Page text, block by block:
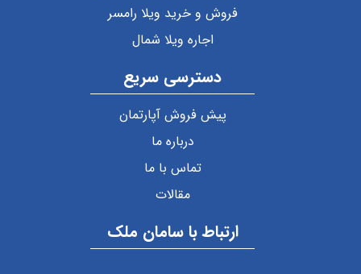
فروش و خرید ویلا رامسر
اجاره ویلا شمال
دسترسی سریع
پیش فروش آپارتمان
درباره ما
تماس با ما
مقالات
ارتباط با سامان ملک